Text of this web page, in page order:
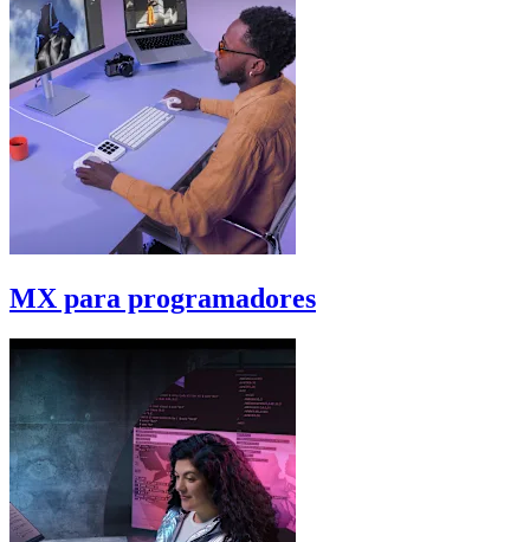
MX para programadores